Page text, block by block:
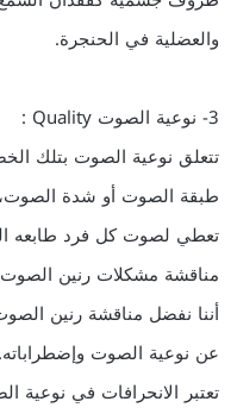
والعضلية في الحنجرة.
3- نوعية الصوت Quality :
تتعلق نوعية الصوت بتلك
طبقة الصوت أو شدة
تعطي لصوت كل فرد طابعه
مناقشة مشكلات رنين
أننا نفضل مناقشة رنين
عن نوعية الصوت وإضطراباته.
تعتبر الانحرافات في نوعية